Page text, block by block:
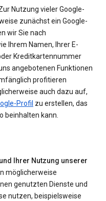
Nutzung vieler Google-
zunächst ein Google-
wir Sie nach
Ihrem Namen, Ihrer E-
Kreditkartennummer
angebotenen Funktionen
profitieren
auch dazu auf,
Profil zu erstellen, das
beinhalten kann.
Ihrer Nutzung unserer
möglicherweise
genutzten Dienste und
nutzen, beispielsweise